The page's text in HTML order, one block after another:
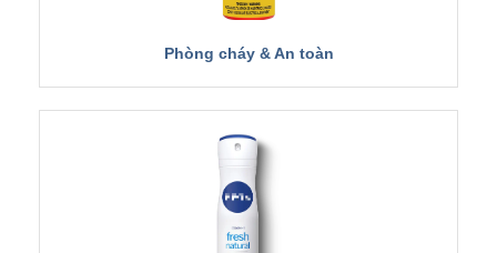
Phòng cháy & An toàn